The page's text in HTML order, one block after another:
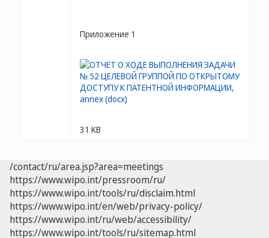
Приложение 1
31 KB
/contact/ru/area.jsp?area=meetings
https://www.wipo.int/pressroom/ru/
https://www.wipo.int/tools/ru/disclaim.html
https://www.wipo.int/en/web/privacy-policy/
https://www.wipo.int/ru/web/accessibility/
https://www.wipo.int/tools/ru/sitemap.html